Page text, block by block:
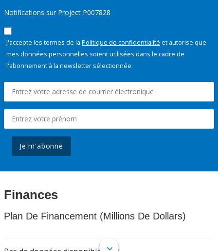
Notifications sur Project P007828
J'accepte les termes de la Politique de confidentialité et autorise que
mes données personnelles soient utilisées dans le cadre de
l'abonnement à la newsletter sélectionnée.
Je m'abonne
Finances
Plan De Financement (Millions De Dollars)